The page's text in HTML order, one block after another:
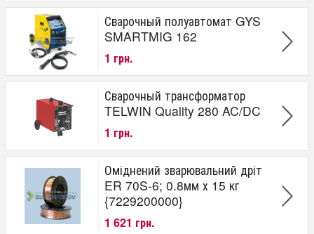
Сварочный полуавтомат GYS
SMARTMIG 162
1 грн.
Сварочный трансформатор
TELWIN Quality 280 AC/DC
1 грн.
Оміднений зварювальний дріт
ER 70S-6; 0.8мм х 15 кг
{7229200000}
1 621 грн.